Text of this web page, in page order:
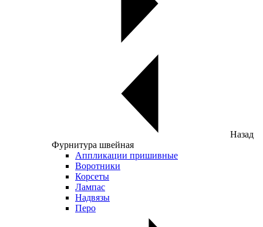
Назад
Фурнитура швейная
Аппликации пришивные
Воротники
Корсеты
Лампас
Надвязы
Перо